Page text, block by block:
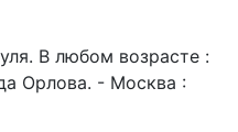
В любом возрасте :
Орлова. - Москва :